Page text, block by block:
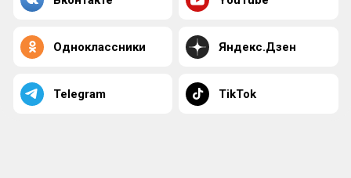
Одноклассники Яндекс.Дзен
Telegram TikTok